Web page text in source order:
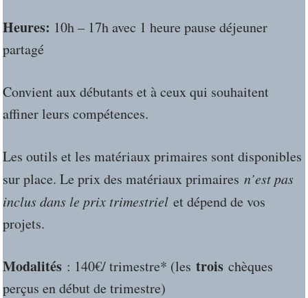
Heures: 10h – 17h avec 1 heure pause déjeuner
partagé
Convient aux débutants et à ceux qui souhaitent
affiner leurs compétences.
Les outils et les matériaux primaires sont disponibles
sur place. Le prix des matériaux primairesn’est pas
inclus dans le prix trimestrielet dépend de vos
projets.
Modalités : 140€/ trimestre* (lestrois chèques
perçus en début de trimestre)